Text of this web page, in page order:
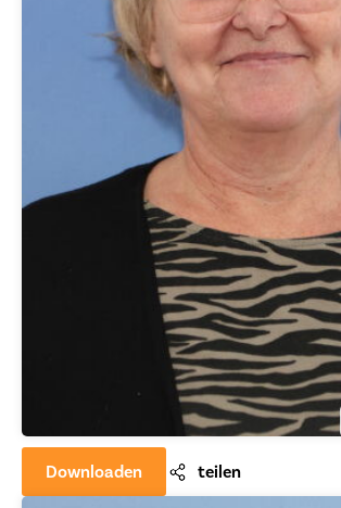
Downloaden teilen